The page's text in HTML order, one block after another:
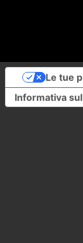
Informativa
Le tue